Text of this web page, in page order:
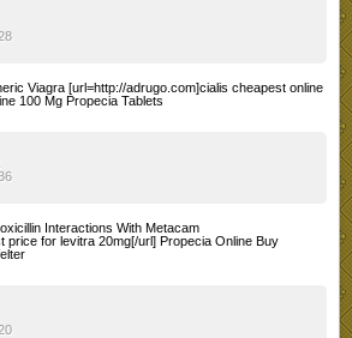
Viagra [url=http://adrugo.com]cialis cheapest online
100 Mg Propecia Tablets
Interactions With Metacam
price for levitra 20mg[/url] Propecia Online Buy